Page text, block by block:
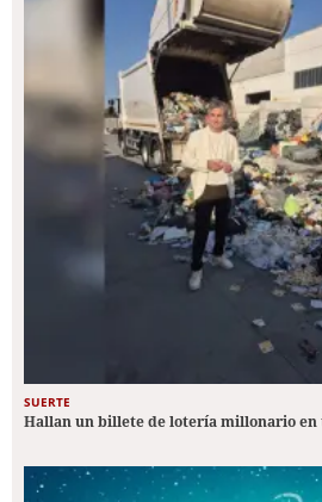
SUERTE
Hallan un billete de lotería millonario